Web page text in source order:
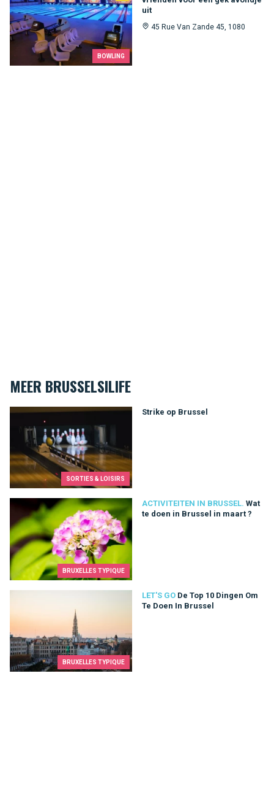
BOWLING
uit
45 Rue Van Zande 45, 1080
MEER BRUSSELSILIFE
SORTIES & LOISIRS
Strike op Brussel
Strike op Brussel
BRUXELLES TYPIQUE
ACTIVITEITEN IN BRUSSEL. Wat
te doen in Brussel in maart ?
Wat te doen in Brussel in maart ?
BRUXELLES TYPIQUE
LET'S GO De Top 10 Dingen Om
Te Doen In Brussel
De Top 10 Dingen Om Te Doen In Brussel